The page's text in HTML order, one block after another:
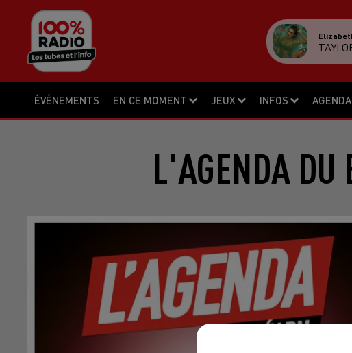
ÉVÉNEMENTS EN CE MOMENT JEUX INFOS AGENDA
L'AGENDA